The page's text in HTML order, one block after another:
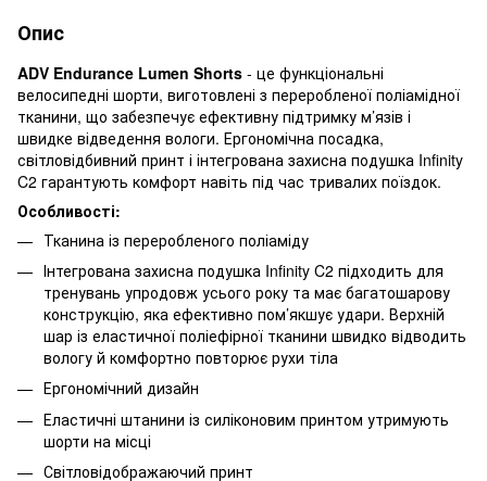
Опис
ADV Endurance Lumen Shorts - це функціональні
велосипедні шорти, виготовлені з переробленої поліамідної
тканини, що забезпечує ефективну підтримку м’язів і
швидке відведення вологи. Ергономічна посадка,
світловідбивний принт і інтегрована захисна подушка Infinity
C2 гарантують комфорт навіть під час тривалих поїздок.
Особливості:
Тканина із переробленого поліаміду
Інтегрована захисна подушка Infinity C2 підходить для
тренувань упродовж усього року та має багатошарову
конструкцію, яка ефективно пом’якшує удари. Верхній
шар із еластичної поліефірної тканини швидко відводить
вологу й комфортно повторює рухи тіла
Ергономічний дизайн
Еластичні штанини із силіконовим принтом утримують
шорти на місці
Світловідображаючий принт